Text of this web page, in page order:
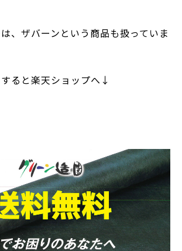
、ザバーンという商品も扱っていま
ると楽天ショップへ↓